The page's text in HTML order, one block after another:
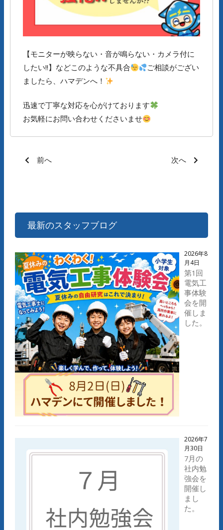
【モニターが映らない・音が鳴らない・カメラ付に
したい!!】などこのような不具合
ご相談がござい
ましたら、ハマデンへ！
迅速で丁寧な対応を心がけております
お気軽にお問い合わせくださいませ
前へ 次へ
最新のスタッフブログ
2026年8
月4日
第1回
電気工
事体験
会を開
催しま
した。
2026年7
月30日
7月の
社内勉
強会を
開催し
まし
た。